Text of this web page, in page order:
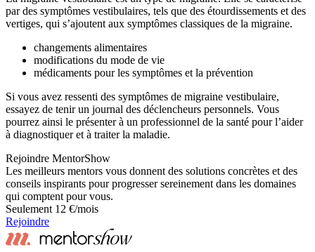
par des symptômes vestibulaires, tels que des étourdissements et des
vertiges, qui s’ajoutent aux symptômes classiques de la migraine.
changements alimentaires
modifications du mode de vie
médicaments pour les symptômes et la prévention
Si vous avez ressenti des symptômes de migraine vestibulaire,
essayez de tenir un journal des déclencheurs personnels. Vous
pourrez ainsi le présenter à un professionnel de la santé pour l’aider
à diagnostiquer et à traiter la maladie.
Rejoindre MentorShow
Les meilleurs mentors vous donnent des solutions concrètes et des
conseils inspirants pour progresser sereinement dans les domaines
qui comptent pour vous.
Seulement 12 €/mois
Rejoindre